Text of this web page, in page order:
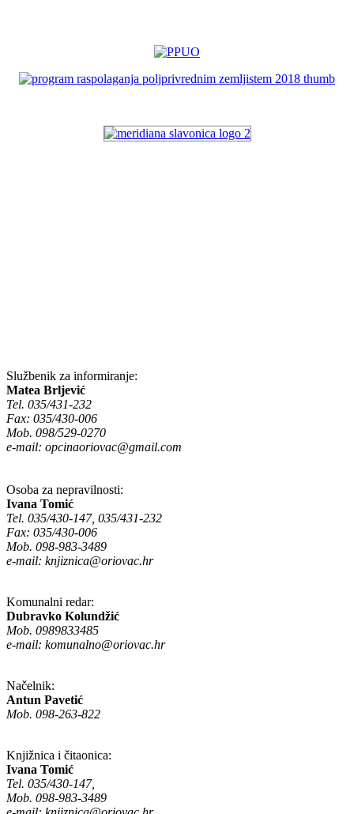
Službenik za informiranje:
Matea Brljević
Tel. 035/431-232
Fax: 035/430-006
Mob. 098/529-0270
e-mail: opcinaoriovac@gmail.com
Osoba za nepravilnosti:
Ivana Tomić
Tel. 035/430-147, 035/431-232
Fax: 035/430-006
Mob. 098-983-3489
e-mail: knjiznica@oriovac.hr
Komunalni redar:
Dubravko Kolundžić
Mob. 0989833485
e-mail: komunalno@oriovac.hr
Načelnik:
Antun Pavetić
Mob. 098-263-822
Knjižnica i čitaonica:
Ivana Tomić
Tel. 035/430-147,
Mob. 098-983-3489